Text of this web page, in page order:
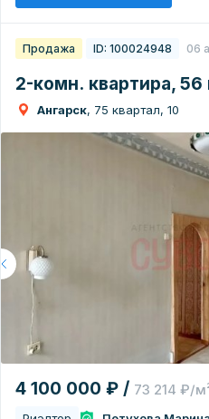
Продажа ID: 100024948 06
2-комн. квартира, 56
Ангарск, 75 квартал, 10
4 100 000 ₽ / 73 214 ₽/